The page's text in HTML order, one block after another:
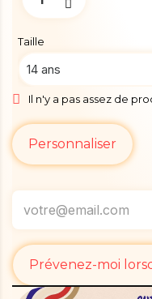
Taille
Il n'y a pas assez de
Personnaliser
Prévenez-moi